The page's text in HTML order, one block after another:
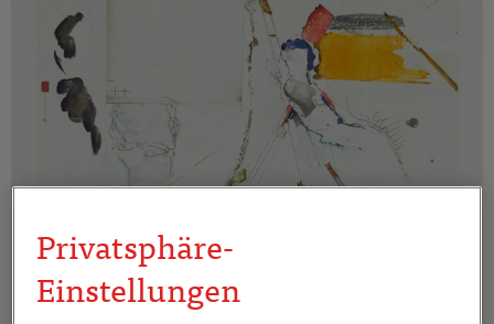
Privatsphäre-
Einstellungen